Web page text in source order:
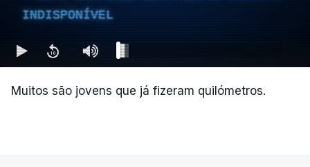
INDISPONÍVEL
Muitos são jovens que já fizeram quilómetros.